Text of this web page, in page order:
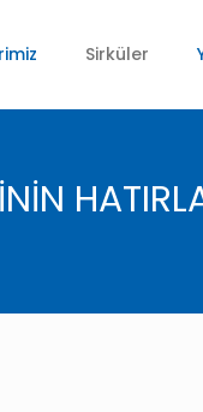
Sirküler